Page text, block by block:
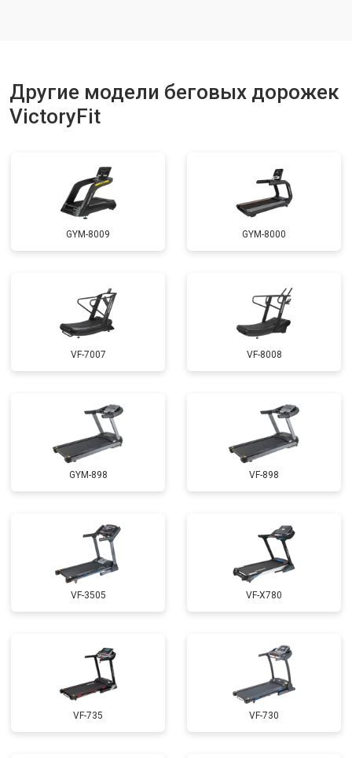
Другие модели беговых дорожек
VictoryFit
GYM-8009 GYM-8000
VF-7007 VF-8008
GYM-898 VF-898
VF-3505 VF-X780
VF-735 VF-730